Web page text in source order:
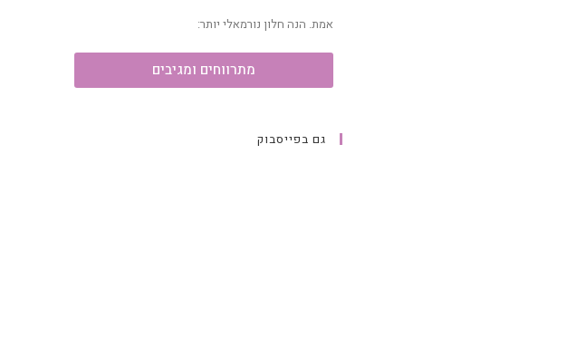
אמת. הנה חלון נורמאלי יותר:
מתרווחים ומגיבים
גם בפייסבוק